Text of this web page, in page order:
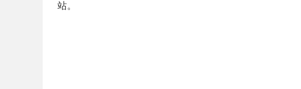
站。